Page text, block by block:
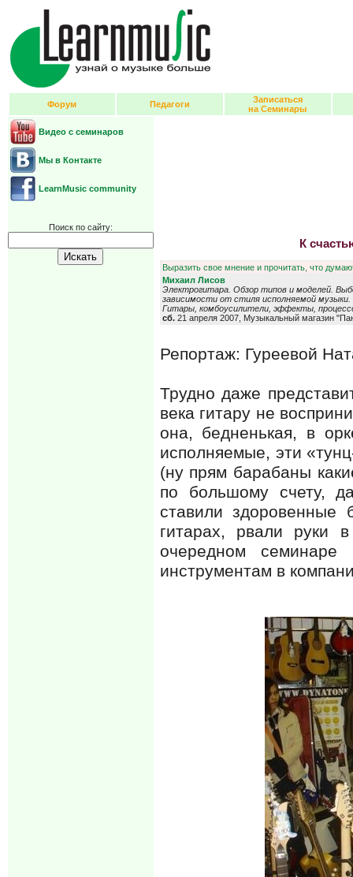
Форум Педагоги
Записаться
на Семинары
Видео с семинаров
Мы в Контакте
LearnMusic community
Поиск по сайту:
К
Выразить свое мнение и прочитать, что
Михаил Лисов
Электрогитара. Обзор типов и моделей.
зависимости от стиля исполняемой музыки.
Гитары, комбоусилители, эффекты,
сб.21 апреля 2007, Музыкальный магазин
Репортаж: Гуреевой
Трудно даже
века гитару не
она, бедненькая, в
исполняемые, эти
(ну прям барабаны
по большому счету,
ставили
гитарах, рвали руки
очередном
инструментам в